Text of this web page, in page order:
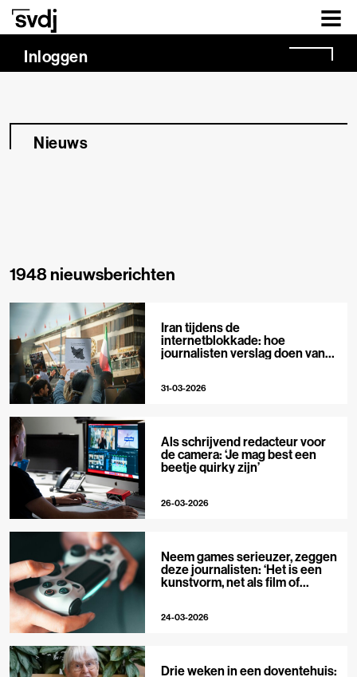
Naar hoofdinhoud
Inloggen
Nieuws
1948 nieuwsberichten
Iran tijdens de
internetblokkade: hoe
journalisten verslag doen van
31-03-2026
Als schrijvend redacteur voor
de camera: ‘Je mag best een
beetje quirky zijn’
26-03-2026
Neem games serieuzer, zeggen
deze journalisten: ‘Het is een
kunstvorm, net als film of
24-03-2026
Drie weken in een doventehuis: